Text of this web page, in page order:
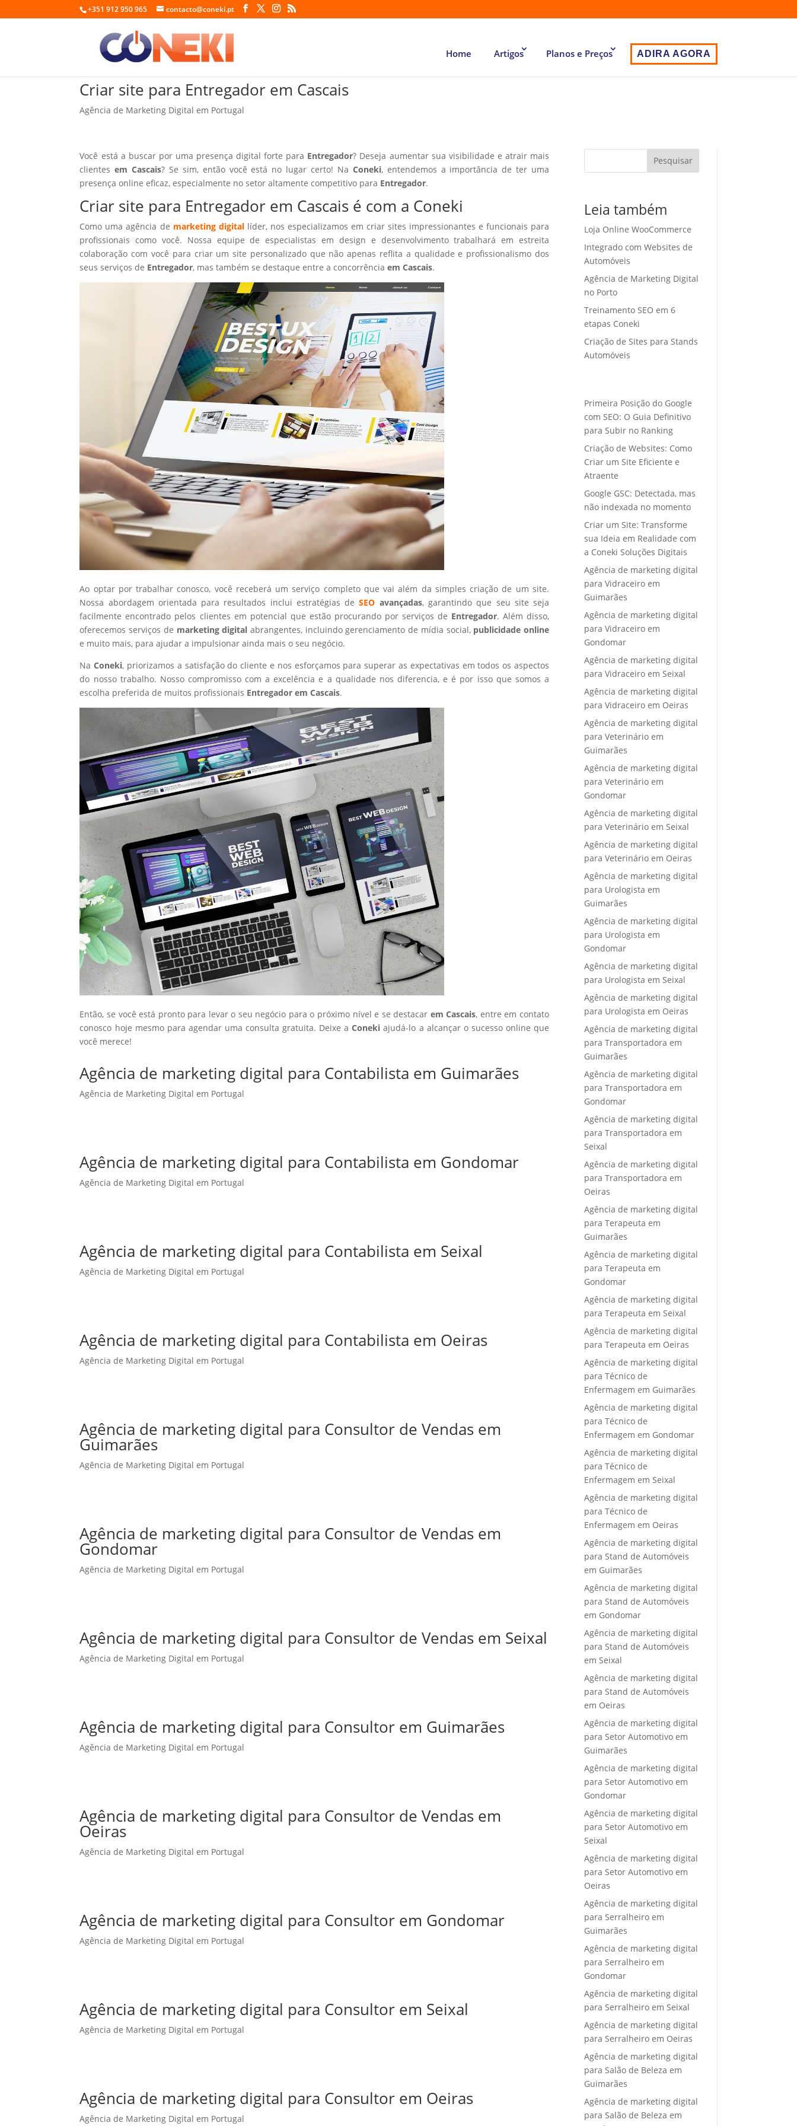
+351 912 950 965 contacto@coneki.pt
Home Artigos Planos e Preços ADIRA AGORA
Criar site para Entregador em Cascais
Agência de Marketing Digital em Portugal
Você está a buscar por uma presença digital forte para Entregador? Deseja aumentar sua visibilidade e atrair mais
clientesem Cascais? Se sim, então você está no lugar certo! Na Coneki, entendemos a importância de ter uma
presença online eficaz, especialmente no setor altamente competitivo para Entregador.
Criar site para Entregador em Cascais é com a Coneki
Como uma agência de marketing digitallíder, nos especializamos em criar sites impressionantes e funcionais para
profissionais como você. Nossa equipe de especialistas em design e desenvolvimento trabalhará em estreita
colaboração com você para criar um site personalizado que não apenas reflita a qualidade e profissionalismo dos
seus serviços de Entregador, mas também se destaque entre a concorrênciaem Cascais.
Ao optar por trabalhar conosco, você receberá um serviço completo que vai além da simples criação de um site.
Nossa abordagem orientada para resultados inclui estratégias deSEO avançadas, garantindo que seu site seja
facilmente encontrado pelos clientes em potencial que estão procurando por serviços de Entregador. Além disso,
oferecemos serviços de marketing digital abrangentes, incluindo gerenciamento de mídia social, publicidade online
e muito mais, para ajudar a impulsionar ainda mais o seu negócio.
NaConeki, priorizamos a satisfação do cliente e nos esforçamos para superar as expectativas em todos os aspectos
do nosso trabalho. Nosso compromisso com a excelência e a qualidade nos diferencia, e é por isso que somos a
escolha preferida de muitos profissionais Entregador em Cascais.
Então, se você está pronto para levar o seu negócio para o próximo nível e se destacar em Cascais, entre em contato
conosco hoje mesmo para agendar uma consulta gratuita. Deixe aConeki ajudá-lo a alcançar o sucesso online que
você merece!
Agência de marketing digital para Contabilista em Guimarães
Agência de Marketing Digital em Portugal
Agência de marketing digital para Contabilista em Gondomar
Agência de Marketing Digital em Portugal
Agência de marketing digital para Contabilista em Seixal
Agência de Marketing Digital em Portugal
Agência de marketing digital para Contabilista em Oeiras
Agência de Marketing Digital em Portugal
Agência de marketing digital para Consultor de Vendas em
Guimarães
Agência de Marketing Digital em Portugal
Agência de marketing digital para Consultor de Vendas em
Gondomar
Agência de Marketing Digital em Portugal
Agência de marketing digital para Consultor de Vendas em Seixal
Agência de Marketing Digital em Portugal
Agência de marketing digital para Consultor em Guimarães
Agência de Marketing Digital em Portugal
Agência de marketing digital para Consultor de Vendas em
Oeiras
Agência de Marketing Digital em Portugal
Agência de marketing digital para Consultor em Gondomar
Agência de Marketing Digital em Portugal
Agência de marketing digital para Consultor em Seixal
Agência de Marketing Digital em Portugal
Agência de marketing digital para Consultor em Oeiras
Agência de Marketing Digital em Portugal
Pesquisar
Leia também
Loja Online WooCommerce
Integrado com Websites de
Automóveis
Agência de Marketing Digital
no Porto
Treinamento SEO em 6
etapas Coneki
Criação de Sites para Stands
Automóveis
Primeira Posição do Google
com SEO: O Guia Definitivo
para Subir no Ranking
Criação de Websites: Como
Criar um Site Eficiente e
Atraente
Google GSC: Detectada, mas
não indexada no momento
Criar um Site: Transforme
sua Ideia em Realidade com
a Coneki Soluções Digitais
Agência de marketing digital
para Vidraceiro em
Guimarães
Agência de marketing digital
para Vidraceiro em
Gondomar
Agência de marketing digital
para Vidraceiro em Seixal
Agência de marketing digital
para Vidraceiro em Oeiras
Agência de marketing digital
para Veterinário em
Guimarães
Agência de marketing digital
para Veterinário em
Gondomar
Agência de marketing digital
para Veterinário em Seixal
Agência de marketing digital
para Veterinário em Oeiras
Agência de marketing digital
para Urologista em
Guimarães
Agência de marketing digital
para Urologista em
Gondomar
Agência de marketing digital
para Urologista em Seixal
Agência de marketing digital
para Urologista em Oeiras
Agência de marketing digital
para Transportadora em
Guimarães
Agência de marketing digital
para Transportadora em
Gondomar
Agência de marketing digital
para Transportadora em
Seixal
Agência de marketing digital
para Transportadora em
Oeiras
Agência de marketing digital
para Terapeuta em
Guimarães
Agência de marketing digital
para Terapeuta em
Gondomar
Agência de marketing digital
para Terapeuta em Seixal
Agência de marketing digital
para Terapeuta em Oeiras
Agência de marketing digital
para Técnico de
Enfermagem em Guimarães
Agência de marketing digital
para Técnico de
Enfermagem em Gondomar
Agência de marketing digital
para Técnico de
Enfermagem em Seixal
Agência de marketing digital
para Técnico de
Enfermagem em Oeiras
Agência de marketing digital
para Stand de Automóveis
em Guimarães
Agência de marketing digital
para Stand de Automóveis
em Gondomar
Agência de marketing digital
para Stand de Automóveis
em Seixal
Agência de marketing digital
para Stand de Automóveis
em Oeiras
Agência de marketing digital
para Setor Automotivo em
Guimarães
Agência de marketing digital
para Setor Automotivo em
Gondomar
Agência de marketing digital
para Setor Automotivo em
Seixal
Agência de marketing digital
para Setor Automotivo em
Oeiras
Agência de marketing digital
para Serralheiro em
Guimarães
Agência de marketing digital
para Serralheiro em
Gondomar
Agência de marketing digital
para Serralheiro em Seixal
Agência de marketing digital
para Serralheiro em Oeiras
Agência de marketing digital
para Salão de Beleza em
Guimarães
Agência de marketing digital
para Salão de Beleza em